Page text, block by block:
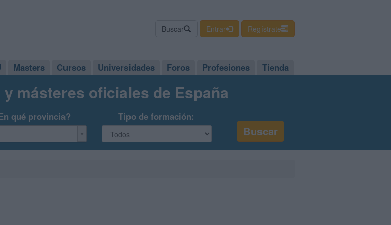
Buscar Entrar Regístrate
Masters Cursos Universidades Foros Profesiones Tienda
másteres oficiales de España
qué provincia? Tipo de formación: